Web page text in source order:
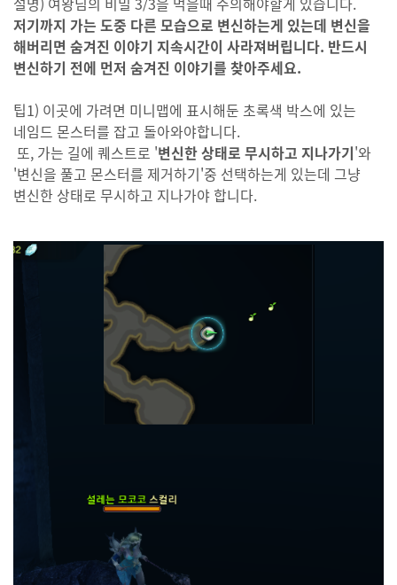
저기까지 가는 도중 다른 모습으로 변신하는게 있는데 변신을
해버리면 숨겨진 이야기 지속시간이 사라져버립니다. 반드시
변신하기 전에 먼저 숨겨진 이야기를 찾아주세요.
팁1) 이곳에 가려면 미니맵에 표시해둔 초록색 박스에 있는
네임드 몬스터를 잡고 돌아와야합니다.
또, 가는 길에 퀘스트로 '변신한 상태로 무시하고 지나가기'와
'변신을 풀고 몬스터를 제거하기'중 선택하는게 있는데 그냥
변신한 상태로 무시하고 지나가야 합니다.